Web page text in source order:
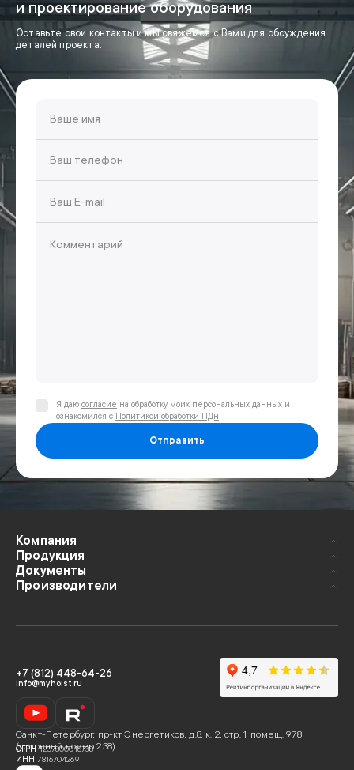
и проектирование оборудования
Оставьте свои контакты и мы свяжемся с Вами для обсуждения
деталей проекта.
Отправить
Я даю согласие на обработку моих персональных данных и
ознакомился с Политикой обработки ПДн
+7 (812) 448-64-26
info@myhoist.ru
Санкт-Петербург, пр-кт Энергетиков, д.8, к. 2, стр. 1, помещ. 978Н
(условный номер 238)
ОГРН1207800018733
ИНН7816704269
Компания
Продукция
Документы
Производители